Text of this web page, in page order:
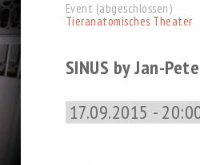
Event (abgeschlossen)
Tieranatomisches Theater
SINUS by Jan-
17.09.2015 -